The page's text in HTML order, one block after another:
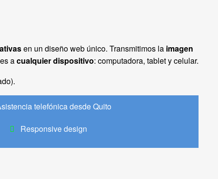
en un diseño web único. Transmitimos la imagen
acualquier dispositivo: computadora, tablet y celular.
telefónica desde Quito
Responsive design